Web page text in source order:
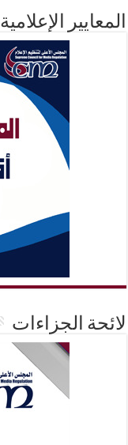
المعايير الإعلامية
لائحة الجزاءات